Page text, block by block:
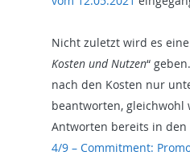
Nicht zuletzt wird es
Kosten und Nutzen“
nach den Kosten nur
beantworten,
Antworten bereits in den
4/9 – Commitment: